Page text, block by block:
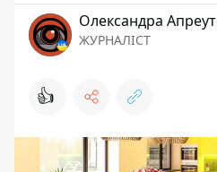
Олександра
ЖУРНАЛІСТ
👍